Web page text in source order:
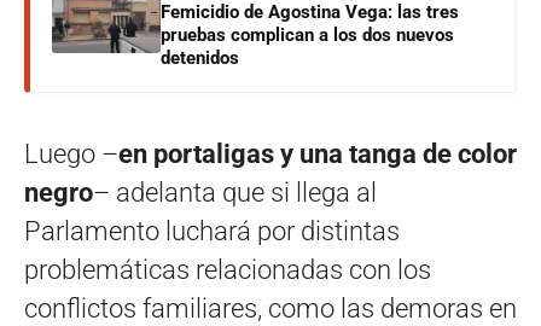
Femicidio de Agostina Vega: las tres
pruebas complican a los dos nuevos
detenidos
Luego –en portaligas y una tanga de color
negro– adelanta que si llega al
Parlamento luchará por distintas
problemáticas relacionadas con los
conflictos familiares, como las demoras en